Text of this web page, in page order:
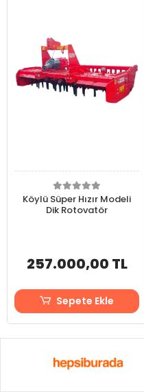
Köylü Süper Hızır Modeli
Dik Rotovatör
257.000,00 TL
Sepete Ekle